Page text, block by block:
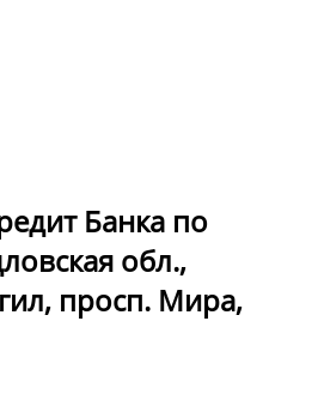
Банка по
обл.,
просп. Мира,